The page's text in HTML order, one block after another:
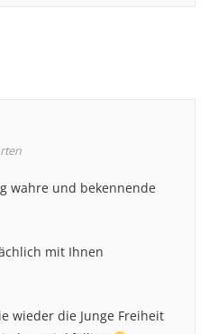
wahre und bekennende
mit Ihnen
wieder die Junge Freiheit